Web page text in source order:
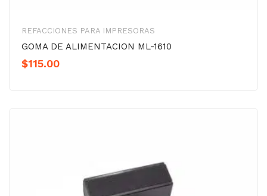
REFACCIONES PARA IMPRESORAS
GOMA DE ALIMENTACION ML-1610
$115.00